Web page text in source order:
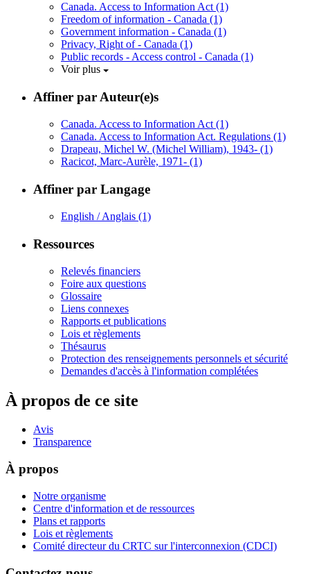
Canada. Access to Information Act(1)
Freedom of information - Canada (1)
Government information - Canada (1)
Privacy, Right of - Canada (1)
Public records - Access control - Canada (1)
Voir plus
Affiner par Auteur(e)s
Canada. Access to Information Act (1)
Canada. Access to Information Act. Regulations (1)
Drapeau, Michel W. (Michel William), 1943- (1)
Racicot, Marc-Aurèle, 1971- (1)
Affiner par Langage
English / Anglais (1)
Ressources
Relevés financiers
Foire aux questions
Glossaire
Liens connexes
Rapports et publications
Lois et règlements
Thésaurus
Protection des renseignements personnels et sécurité
Demandes d'accès à l'information complétées
À propos de ce site
Avis
Transparence
À propos
Notre organisme
Centre d'information et de ressources
Plans et rapports
Lois et règlements
Comité directeur du CRTC sur l'interconnexion (CDCI)